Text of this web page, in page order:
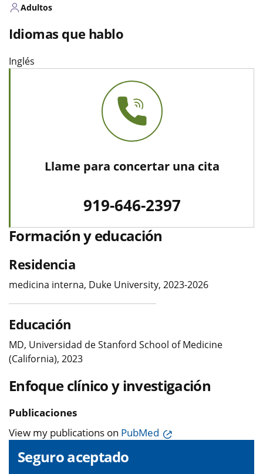
Adultos
Idiomas que hablo
Inglés
Llame para concertar una cita
919-646-2397
Formación y educación
Residencia
medicina interna, Duke University, 2023-2026
Educación
MD, Universidad de Stanford School of Medicine
(California), 2023
Enfoque clínico y investigación
Publicaciones
View my publications on PubMed
Seguro aceptado